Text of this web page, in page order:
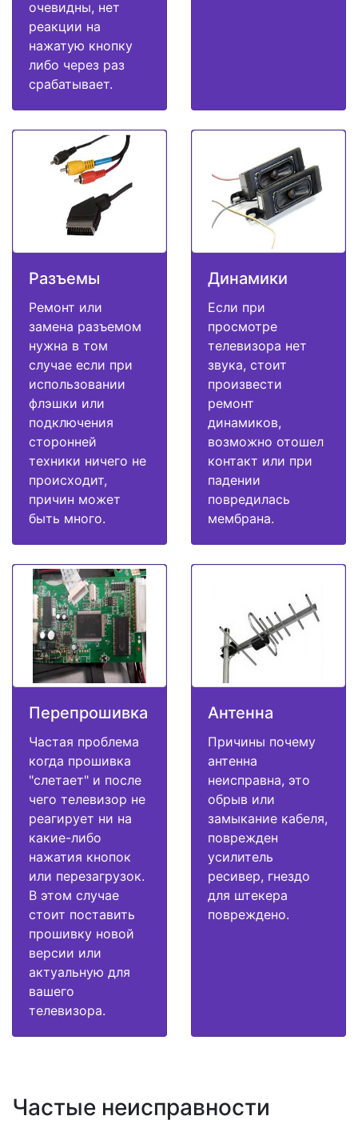
очевидны, нет
реакции на
нажатую кнопку
либо через раз
срабатывает.
Разъемы
Ремонт или
замена разъемом
нужна в том
случае если при
использовании
флэшки или
подключения
сторонней
техники ничего не
происходит,
причин может
быть много.
Динамики
Если при
просмотре
телевизора нет
звука, стоит
произвести
ремонт
динамиков,
возможно отошел
контакт или при
падении
повредилась
мембрана.
Перепрошивка
Частая проблема
когда прошивка
"слетает" и после
чего телевизор не
реагирует ни на
какие-либо
нажатия кнопок
или перезагрузок.
В этом случае
стоит поставить
прошивку новой
версии или
актуальную для
вашего
телевизора.
Антенна
Причины почему
антенна
неисправна, это
обрыв или
замыкание кабеля,
поврежден
усилитель
ресивер, гнездо
для штекера
повреждено.
Частые неисправности